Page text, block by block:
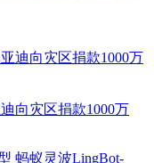
向灾区捐款1000万